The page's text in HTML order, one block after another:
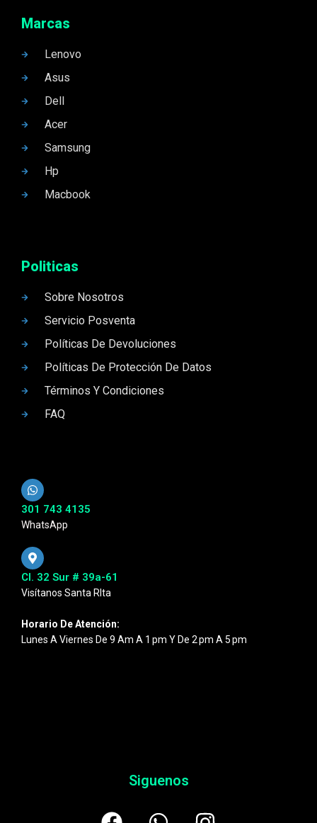
Marcas
Lenovo
Asus
Dell
Acer
Samsung
Hp
Macbook
Politicas
Sobre Nosotros
Servicio Posventa
Políticas De Devoluciones
Políticas De Protección De Datos
Términos Y Condiciones
FAQ
301 743 4135
WhatsApp
Cl. 32 Sur # 39a-61
Visítanos Santa RIta
Horario De Atención:
Lunes A Viernes De 9 Am A 1 Pm Y De 2 Pm A 5 Pm
Siguenos